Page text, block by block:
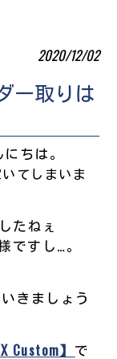
2020/12/02
ー取りは
ちは。
てしまいま
たねぇ
ですし…。
きましょう
Custom】 で